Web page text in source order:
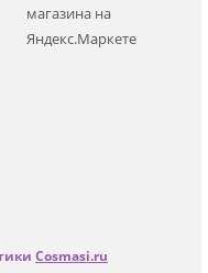
Cosmasi.ru